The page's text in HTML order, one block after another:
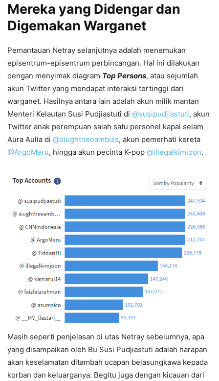
Mereka yang Didengar dan
Digemakan Warganet
Pemantauan Netray selanjutnya adalah menemukan
episentrum-episentrum perbincangan. Hal ini dilakukan
dengan menyimak diagram Top Persons, atau sejumlah
akun Twitter yang mendapat interaksi tertinggi dari
warganet. Hasilnya antara lain adalah akun milik mantan
Menteri Kelautan Susi Pudjiastuti di @susipudjiastuti, akun
Twitter anak perempuan salah satu personel kapal selam
Aura Aulia di @siughtheeambiss, akun pemerhati kereta
@ArgoMeru, hingga akun pecinta K-pop @illegalkimjoon.
Masih seperti penjelasan di utas Netray sebelumnya, apa
yang disampaikan oleh Bu Susi Pudjiastuti adalah harapan
akan keselamatan ditambah ucapan belasungkawa kepada
korban dan keluarganya. Begitu juga dengan kicauan dari